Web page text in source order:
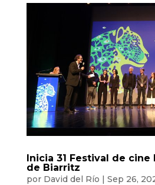
Inicia 31 Festival de
de Biarritz
por David del Río | Sep 26,